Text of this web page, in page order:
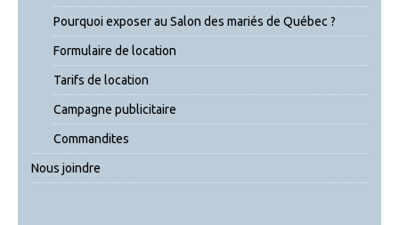
Pourquoi exposer au Salon des mariés de Québec ?
Formulaire de location
Tarifs de location
Campagne publicitaire
Commandites
Nous joindre